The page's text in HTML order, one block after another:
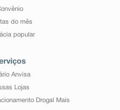
do mês
popular
Anvisa
Lojas
Drogal Mais